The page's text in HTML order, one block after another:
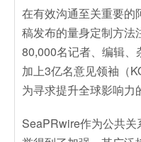
在有效沟通至关重要
稿发布的量身定制方法
80,000名记者、编辑
加上3亿名意见领袖（
为寻求提升全球影响力
SeaPRwire作为公共